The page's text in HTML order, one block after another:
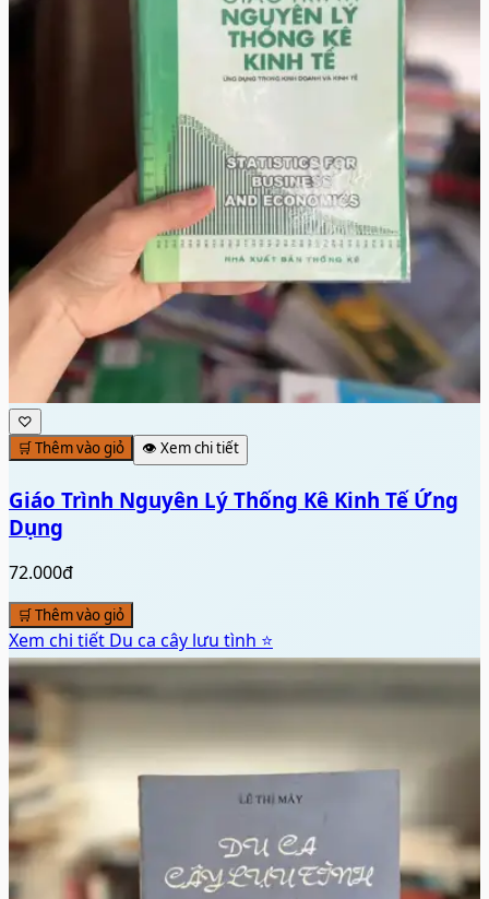
♡
🛒 Thêm vào giỏ
👁️ Xem chi tiết
Giáo Trình Nguyên Lý Thống Kê Kinh Tế Ứng
Dụng
72.000đ
🛒 Thêm vào giỏ
Xem chi tiết Du ca cây lưu tình ⭐